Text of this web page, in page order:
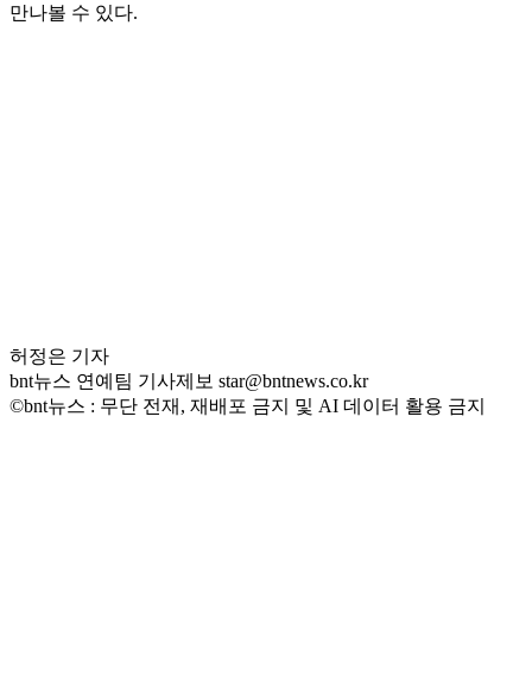
만나볼 수 있다.
허정은 기자
bnt뉴스 연예팀 기사제보 star@bntnews.co.kr
©bnt뉴스 : 무단 전재, 재배포 금지 및 AI 데이터 활용 금지